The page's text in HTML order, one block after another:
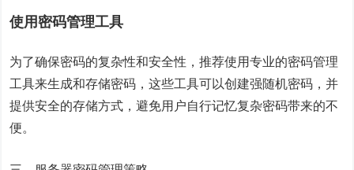
使用密码管理工具
为了确保密码的复杂性和安全性，推荐使用专业的密码管理
工具来生成和存储密码，这些工具可以创建强随机密码，并
提供安全的存储方式，避免用户自行记忆复杂密码带来的不
便。